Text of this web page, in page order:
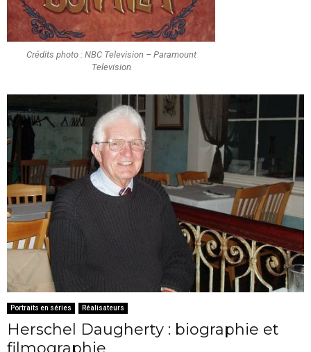
Crédits photo : NBC Television – Paramount
Television
Portraits en séries Réalisateurs
Herschel Daugherty : biographie et